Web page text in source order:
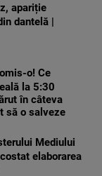
apariție
dantelă |
o! Ce
la 5:30
în câteva
să o salveze
Mediului
elaborarea